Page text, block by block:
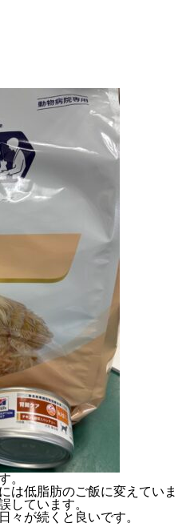
。
は低脂肪のご飯に変えていま
しています。
々が続くと良いです。